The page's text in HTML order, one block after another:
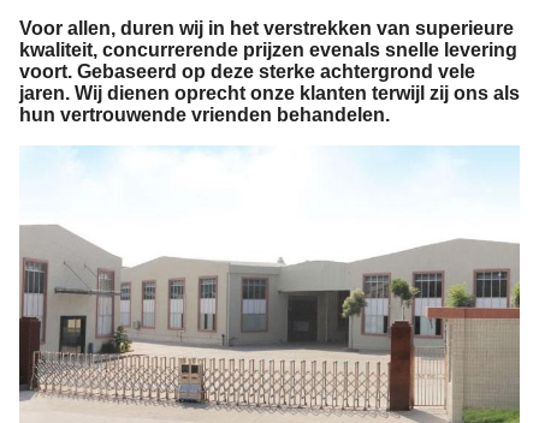
Voor allen, duren wij in het verstrekken van superieure
kwaliteit, concurrerende prijzen evenals snelle levering
voort. Gebaseerd op deze sterke achtergrond vele
jaren. Wij dienen oprecht onze klanten terwijl zij ons als
hun vertrouwende vrienden behandelen.